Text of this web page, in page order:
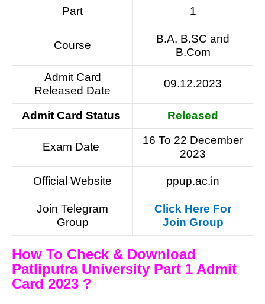
Part 1
Course
B.A, B.SC and
B.Com
Admit Card
Released Date
09.12.2023
Admit Card Status Released
Exam Date
16 To 22 December
2023
Official Website ppup.ac.in
Join Telegram
Group
Click Here For
Join Group
How To Check & Download
Patliputra University Part 1 Admit
Card 2023 ?